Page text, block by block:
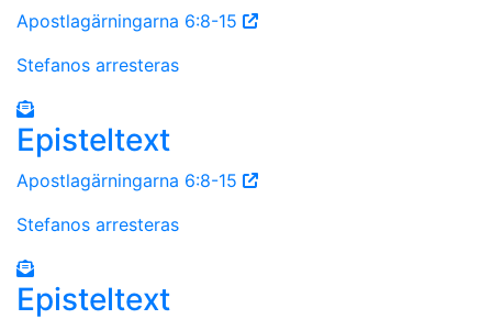
Apostlagärningarna 6:8-15
Stefanos arresteras
Episteltext
Apostlagärningarna 6:8-15
Stefanos arresteras
Episteltext